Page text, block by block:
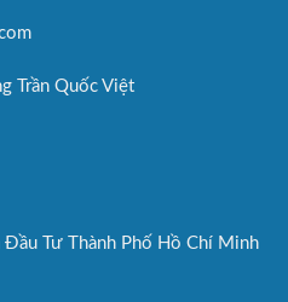
Trần Quốc Việt
Đầu Tư Thành Phố Hồ Chí Minh